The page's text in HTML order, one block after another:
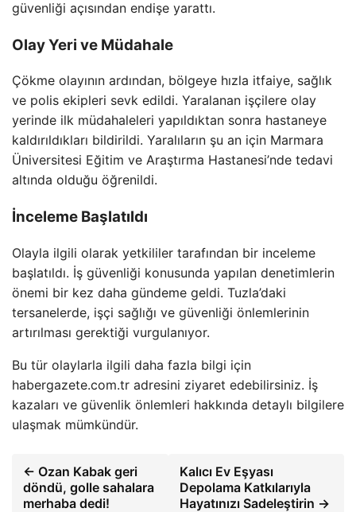
güvenliği açısından endişe yarattı.
Olay Yeri ve Müdahale
Çökme olayının ardından, bölgeye hızla itfaiye, sağlık
ve polis ekipleri sevk edildi. Yaralanan işçilere olay
yerinde ilk müdahaleleri yapıldıktan sonra hastaneye
kaldırıldıkları bildirildi. Yaralıların şu an için Marmara
Üniversitesi Eğitim ve Araştırma Hastanesi’nde tedavi
altında olduğu öğrenildi.
İnceleme Başlatıldı
Olayla ilgili olarak yetkililer tarafından bir inceleme
başlatıldı. İş güvenliği konusunda yapılan denetimlerin
önemi bir kez daha gündeme geldi. Tuzla’daki
tersanelerde, işçi sağlığı ve güvenliği önlemlerinin
artırılması gerektiği vurgulanıyor.
Bu tür olaylarla ilgili daha fazla bilgi için
habergazete.com.tr adresini ziyaret edebilirsiniz. İş
kazaları ve güvenlik önlemleri hakkında detaylı bilgilere
ulaşmak mümkündür.
← Ozan Kabak geri
döndü, golle sahalara
merhaba dedi!
Kalıcı Ev Eşyası
Depolama Katkılarıyla
Hayatınızı Sadeleştirin →